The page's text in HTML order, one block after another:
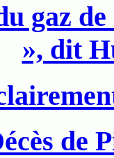
gaz de
», dit
de